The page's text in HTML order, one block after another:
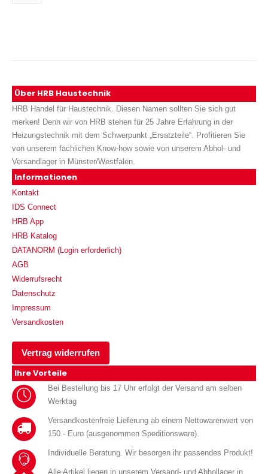
Über HRB Haustechnik
HRB Handel für Haustechnik. Diesen Namen sollten Sie sich gut
merken! Denn wir von HRB stehen für 25 Jahre Erfahrung in der
Heizungstechnik mit dem Schwerpunkt „Ersatzteile“. Profitieren Sie
von unserem fachlichen Know-how sowie von unserem Abhol- und
Versandlager in Münster/Westfalen.
Informationen
Kontakt
IDS Connect
HRB App
HRB Katalog
DATANORM (Login erforderlich)
AGB
Widerrufsrecht
Datenschutz
Impressum
Versandkosten
Vertrag widerrufen
Ihre Vorteile
Bei Bestellung bis 17 Uhr erfolgt der Versand am selben
Werktag
Versandkostenfreie Lieferung ab einem Nettowarenwert von
150.- Euro (ausgenommen Speditionsware).
Individuelle Beratung. Wir besorgen ihr passendes Produkt!
Alle Artikel liegen in unserem Versand- und Abhollager in